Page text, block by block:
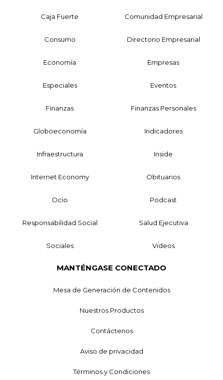
Caja Fuerte Comunidad Empresarial
Consumo Directorio Empresarial
Economía Empresas
Especiales Eventos
Finanzas Finanzas Personales
Globoeconomía Indicadores
Infraestructura Inside
Internet Economy Obituarios
Ocio Podcast
Responsabilidad Social Salud Ejecutiva
Sociales Videos
MANTÉNGASE CONECTADO
Mesa de Generación de Contenidos
Nuestros Productos
Contáctenos
Aviso de privacidad
Términos y Condiciones